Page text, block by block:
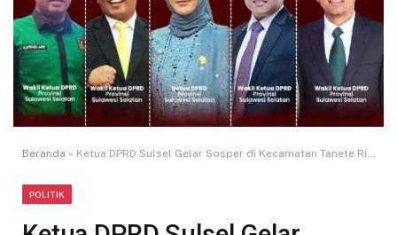
Beranda » Ketua DPRD Sulsel Gelar Sosper di Kecamatan Tanete Riaja Kabupaten Barru
POLITIK